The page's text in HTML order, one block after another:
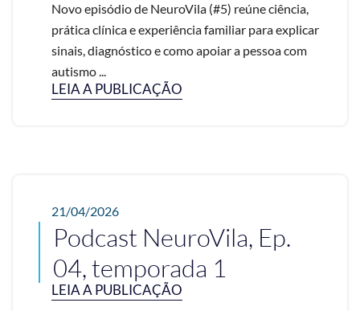
Novo episódio de NeuroVila (#5) reúne ciência,
prática clínica e experiência familiar para explicar
sinais, diagnóstico e como apoiar a pessoa com
autismo ...
LEIA A PUBLICAÇÃO
21/04/2026
Podcast NeuroVila, Ep.
04, temporada 1
LEIA A PUBLICAÇÃO